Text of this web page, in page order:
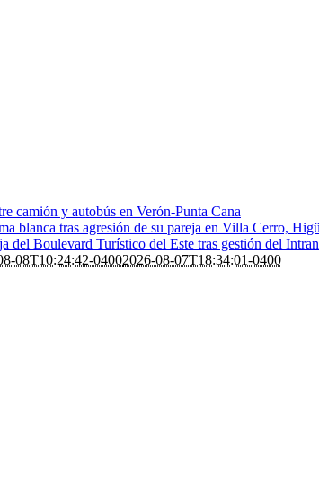
camión y autobús en Verón-Punta Cana
blanca tras agresión de su pareja en Villa Cerro,
del Boulevard Turístico del Este tras gestión del
08T10:24:42-04002026-08-07T18:34:01-0400